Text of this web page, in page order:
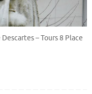
– Tours 8 Place